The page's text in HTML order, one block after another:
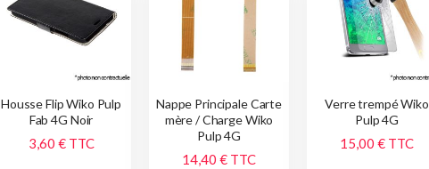
Housse Flip Wiko Pulp
Fab 4G Noir
3,60 € TTC
Nappe Principale Carte
mère / Charge Wiko
Pulp 4G
14,40 € TTC
Verre trempé Wiko
Pulp 4G
15,00 € TTC